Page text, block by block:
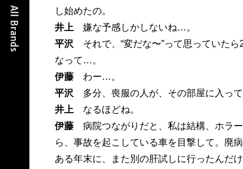
し始めたの。
井上 嫌な予感しかしないね…。
平沢 それで、“変だな〜”って思っていた
なって…。
伊藤わー…。
平沢 多分、喪服の人が、その部屋に入って
井上 なるほどね。
伊藤病院つながりだと、私は結構、ホラー
ら、事故を起こしている車を目撃して。廃
ある年末に、また別の肝試しに行ったんだ